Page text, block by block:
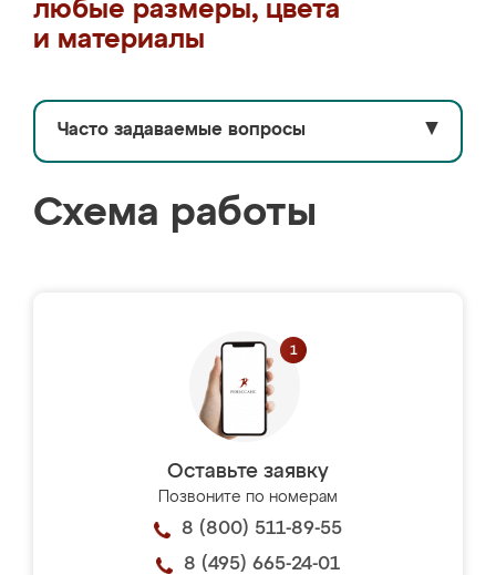
любые размеры, цвета
и материалы
Часто задаваемые вопросы ▼
Схема работы
Оставьте заявку
Позвоните по номерам
8 (800) 511-89-55
8 (495) 665-24-01